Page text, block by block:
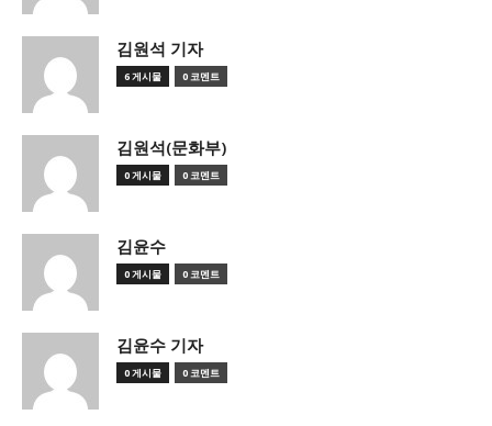
김원석 기자
6 게시물 0 코멘트
김원석(문화부)
0 게시물 0 코멘트
김윤수
0 게시물 0 코멘트
김윤수 기자
0 게시물 0 코멘트